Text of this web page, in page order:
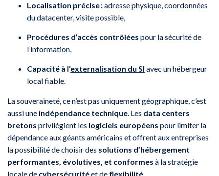
Localisation précise :adresse physique, coordonnées
du datacenter, visite possible,
Procédures d’accès contrôlées pour la sécurité de
l’information,
Capacité à l'externalisation du SI avec un hébergeur
local fiable.
La souveraineté, ce n’est pas uniquement géographique, c’est
aussi une indépendance technique . Les data centers
bretons privilégient les logiciels européens pour limiter la
dépendance aux géants américains et offrent aux entreprises
la possibilité de choisir des solutions d’hébergement
performantes, évolutives, et conformes à la stratégie
locale de cybersécuritéet de flexibilité